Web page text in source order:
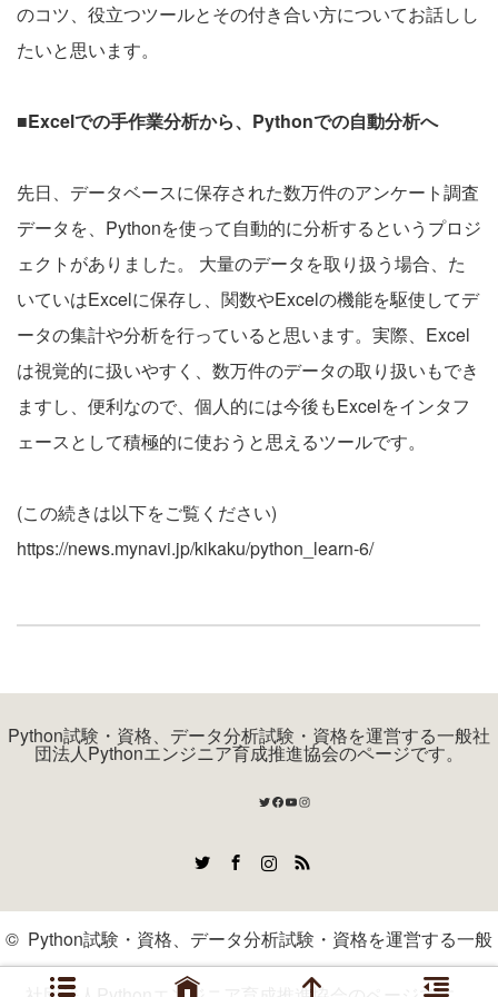
のコツ、役立つツールとその付き合い方についてお話しし
たいと思います。
■Excelでの手作業分析から、Pythonでの自動分析へ
先日、データベースに保存された数万件のアンケート調査
データを、Pythonを使って自動的に分析するというプロジ
ェクトがありました。 大量のデータを取り扱う場合、た
いていはExcelに保存し、関数やExcelの機能を駆使してデ
ータの集計や分析を行っていると思います。実際、Excel
は視覚的に扱いやすく、数万件のデータの取り扱いもでき
ますし、便利なので、個人的には今後もExcelをインタフ
ェースとして積極的に使おうと思えるツールです。
(この続きは以下をご覧ください)
https://news.mynavi.jp/kikaku/python_learn-6/
Python試験・資格、データ分析試験・資格を運営する一般社
団法人Pythonエンジニア育成推進協会のページです。
Twitter
Facebook
YouTube
Instagram
RSS
© Python試験・資格、データ分析試験・資格を運営する一般